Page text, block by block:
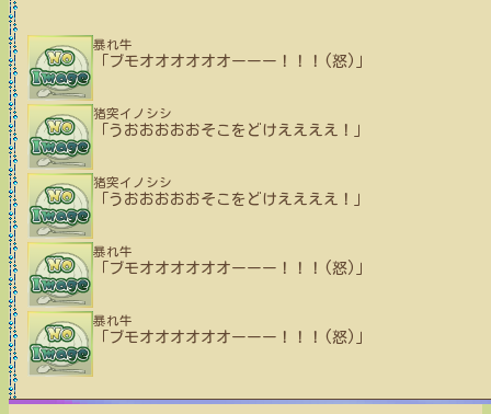
暴れ牛
「ブモオオオオオオーーー！！！(怒)」
猪突イノシシ
「うおおおおおそこをどけええええ！」
猪突イノシシ
「うおおおおおそこをどけええええ！」
暴れ牛
「ブモオオオオオオーーー！！！(怒)」
暴れ牛
「ブモオオオオオオーーー！！！(怒)」